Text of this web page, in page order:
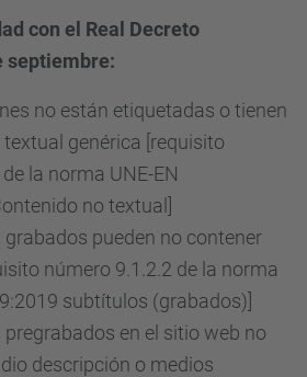
con el Real Decreto
septiembre:
no están etiquetadas o tienen
genérica [requisito
la norma UNE-EN
no textual]
pueden no contener
número 9.1.2.2 de la norma
subtítulos (grabados)]
en el sitio web no
descripción o medios